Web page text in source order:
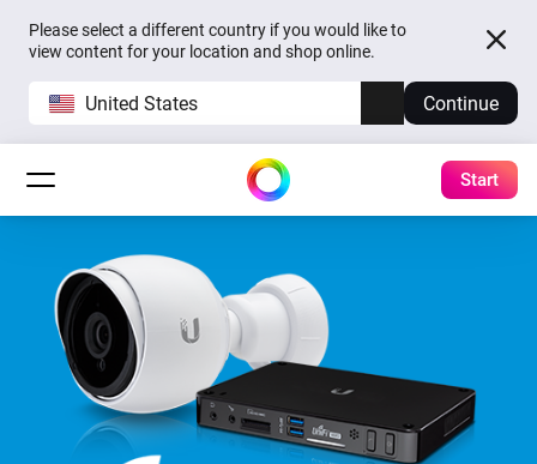
Please select a different country if you would like to
view content for your location and shop online.
United States Continue
Start